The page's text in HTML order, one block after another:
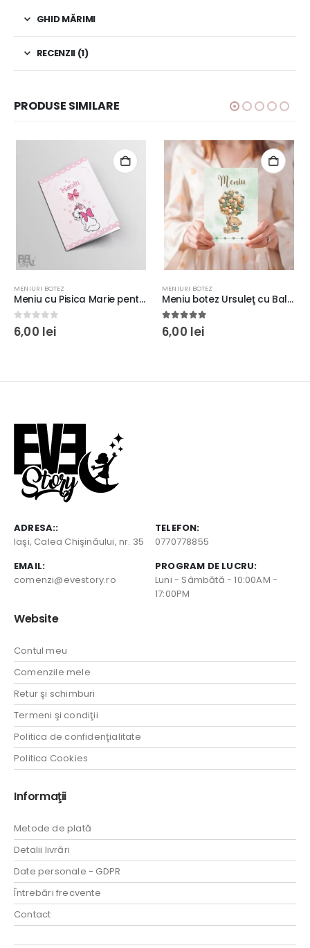
GHID MĂRIMI
RECENZII (1)
PRODUSE SIMILARE
MENIURI BOTEZ
Meniu cu Pisica Marie pentru botez, 20x14cm, fundal roz cu inimioare, carton lucios 300g
0 out of 5
6,00 lei
MENIURI BOTEZ
Meniu botez Ursuleţ cu Baloane, fundal verde, 20x14cm, carton lucios de 300g/m², calitate superioară #9
5.00out of 5
6,00 lei
ADRESA::
Iaşi, Calea Chişinăului, nr. 35
TELEFON:
0770778855
EMAIL:
comenzi@evestory.ro
PROGRAM DE LUCRU:
Luni - Sâmbătă - 10:00AM -
17:00PM
Website
Contul meu
Comenzile mele
Retur şi schimburi
Termeni şi condiţii
Politica de confidenţialitate
Politica Cookies
Informaţii
Metode de plată
Detalii livrări
Date personale - GDPR
Întrebări frecvente
Contact